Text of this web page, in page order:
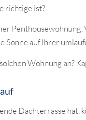
richtige ist?
Sonne auf Ihrer
Wohnung an?
Dachterrasse hat,